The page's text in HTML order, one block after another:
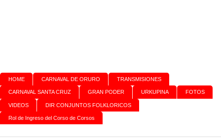
HOME CARNAVAL DE ORURO TRANSMISIONES
CARNAVAL SANTA CRUZ GRAN PODER URKUPINA FOTOS
VIDEOS DIR CONJUNTOS FOLKLORICOS
Rol de Ingreso del Corso de Corsos